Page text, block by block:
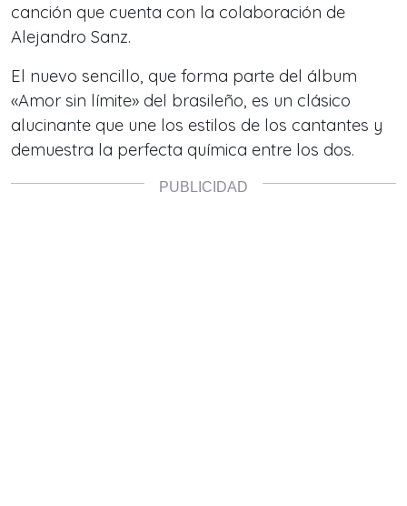
canción que cuenta con la colaboración de
Alejandro Sanz.
El nuevo sencillo, que forma parte del álbum
«Amor sin límite» del brasileño, es un clásico
alucinante que une los estilos de los cantantes y
demuestra la perfecta química entre los dos.